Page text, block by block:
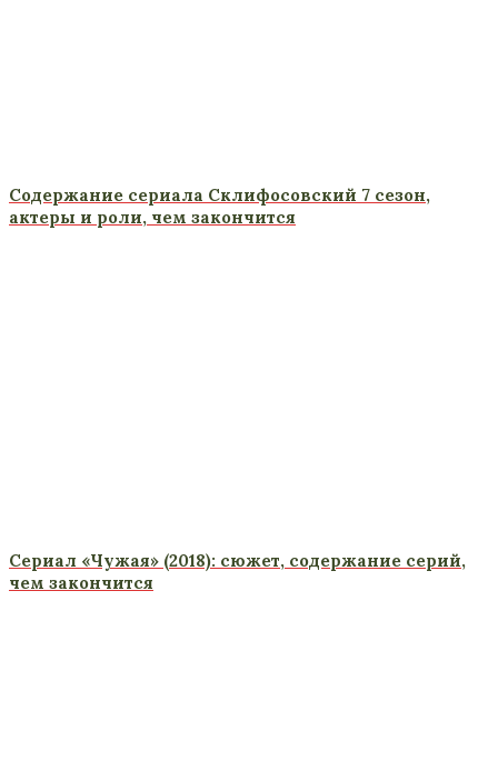
Содержание сериала Склифосовский 7 сезон,
актеры и роли, чем закончится
Сериал «Чужая» (2018): сюжет, содержание серий,
чем закончится